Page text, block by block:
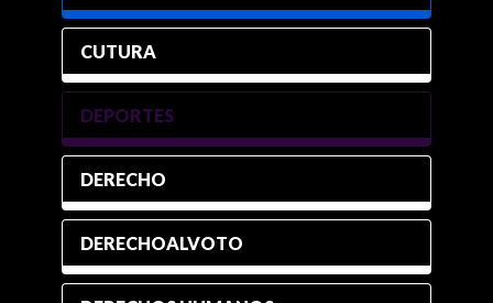
CUTURA
DEPORTES
DERECHO
DERECHOALVOTO